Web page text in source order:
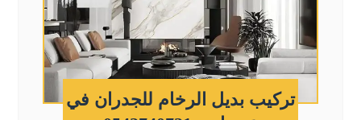
تركيب بديل الرخام للجدران في